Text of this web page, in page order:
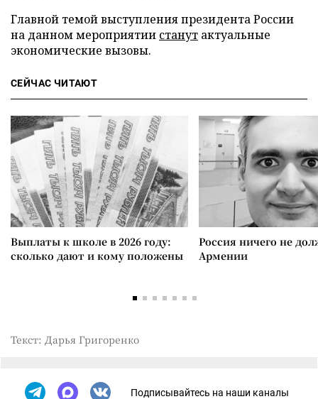
Главной темой выступления президента России
на данном мероприятии станут актуальные
экономические вызовы.
СЕЙЧАС ЧИТАЮТ
Выплаты к школе в 2026 году:
сколько дают и кому положены
Россия ничего не
Армении
Текст: Дарья Григоренко
Подписывайтесь на наши каналы